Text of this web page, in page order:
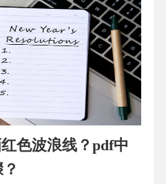
色波浪线？pdf中